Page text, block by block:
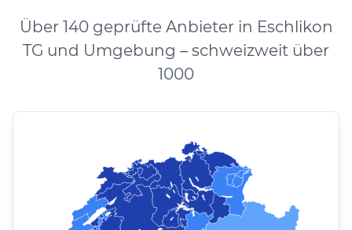
Über 140 geprüfte Anbieter in Eschlikon
TG und Umgebung – schweizweit über
1000